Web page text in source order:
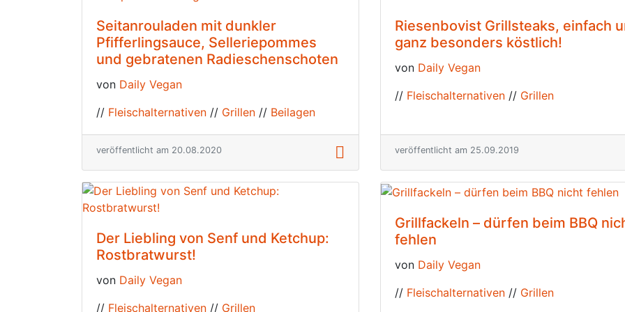
Seitanrouladen mit dunkler
Pfifferlingsauce, Selleriepommes
und gebratenen Radieschenschoten
von Daily Vegan
// Fleischalternativen // Grillen // Beilagen
veröffentlicht am 20.08.2020
Riesenbovist Grillsteaks, einfach
ganz besonders köstlich!
von Daily Vegan
// Fleischalternativen// Grillen
veröffentlicht am 25.09.2019
Der Liebling von Senf und Ketchup:
Rostbratwurst!
von Daily Vegan
// Fleischalternativen // Grillen
Grillfackeln – dürfen beim BBQ
fehlen
von Daily Vegan
// Fleischalternativen// Grillen